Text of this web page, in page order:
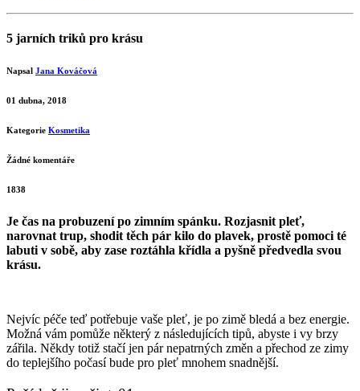
5 jarních triků pro krásu
Napsal Jana Kováčová
01 dubna, 2018
Kategorie Kosmetika
Žádné komentáře
1838
Je čas na probuzení po zimním spánku. Rozjasnit pleť,
narovnat trup, shodit těch pár kilo do plavek, prostě pomoci té
labuti v sobě, aby zase roztáhla křídla a pyšně předvedla svou
krásu.
Nejvíc péče teď potřebuje vaše pleť, je po zimě bledá a bez energie.
Možná vám pomůže některý z následujících tipů, abyste i vy brzy
zářila. Někdy totiž stačí jen pár nepatrných změn a přechod ze zimy
do teplejšího počasí bude pro pleť mnohem snadnější.